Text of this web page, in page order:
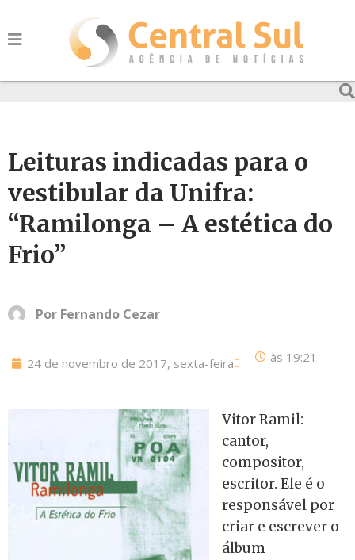
Leituras indicadas para o
vestibular da Unifra:
“Ramilonga – A estética do
Frio”
Por Fernando Cezar
24 de novembro de 2017, sexta-feira às 19:21
Vitor Ramil:
cantor,
compositor,
escritor. Ele é o
responsável por
criar e escrever o
álbum